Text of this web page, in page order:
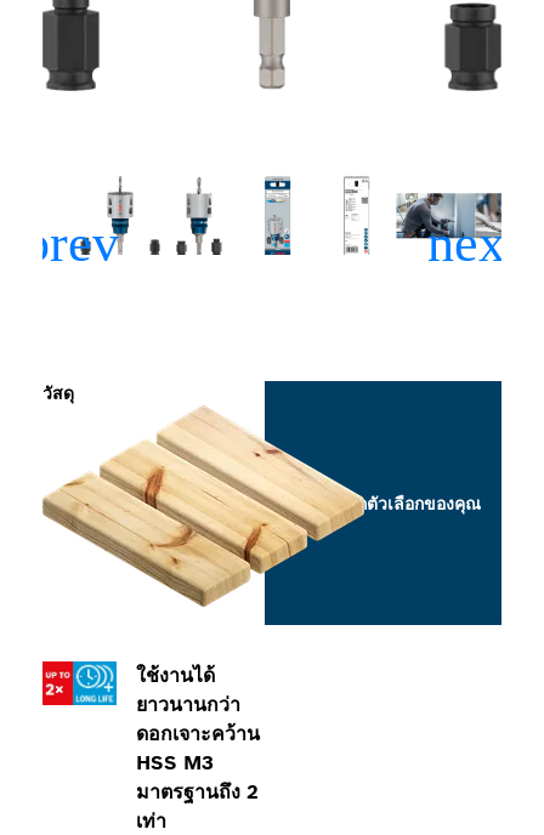
ใช้งานได้
ยาวนานกว่า
ดอกเจาะคว้าน
HSS M3
มาตรฐานถึง 2
เท่า
วัสดุ
เลือกตัวเลือกของคุณ